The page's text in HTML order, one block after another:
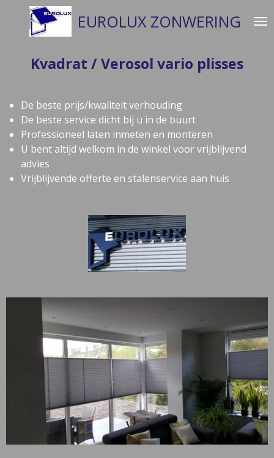
direct
hoofdinhoud
EUROLUX ZONWERING
Kvadrat / Verosol vario plisses
De beste prijs/kwaliteit verhouding
De beste service dicht bij u in de buurt
Professioneel laten inmeten en monteren
U bent altijd welkom in de winkel voor vrijblijvend
advies
Vrijblijvende offerte en stalenservice aan huis